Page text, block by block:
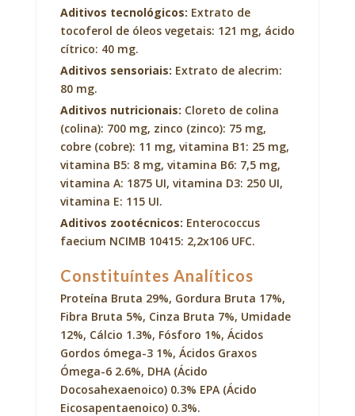
Aditivos tecnológicos: Extrato de
tocoferol de óleos vegetais: 121 mg, ácido
cítrico: 40 mg.
Aditivos sensoriais: Extrato de alecrim:
80 mg.
Aditivos nutricionais: Cloreto de colina
(colina): 700 mg, zinco (zinco): 75 mg,
cobre (cobre): 11 mg, vitamina B1: 25 mg,
vitamina B5: 8 mg, vitamina B6: 7,5 mg,
vitamina A: 1875 UI, vitamina D3: 250 UI,
vitamina E: 115 UI.
Aditivos zootécnicos: Enterococcus
faecium NCIMB 10415: 2,2x106 UFC.
Constituíntes Analíticos
Proteína Bruta 29%, Gordura Bruta 17%,
Fibra Bruta 5%, Cinza Bruta 7%, Umidade
12%, Cálcio 1.3%, Fósforo 1%, Ácidos
Gordos ómega-3 1%, Ácidos Graxos
Ómega-6 2.6%, DHA (Ácido
Docosahexaenoico) 0.3% EPA (Ácido
Eicosapentaenoico) 0.3%.